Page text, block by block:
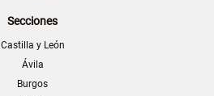
Secciones
Castilla y León
Ávila
Burgos